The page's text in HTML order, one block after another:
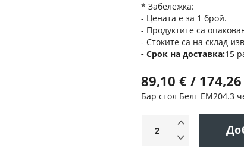
* Забележка:
- Цената е за 1 брой.
- Продуктите са
- Стоките са на склад
Срок на доставка 15
89,10 € /
Бар стол Белт ΕΜ204.3